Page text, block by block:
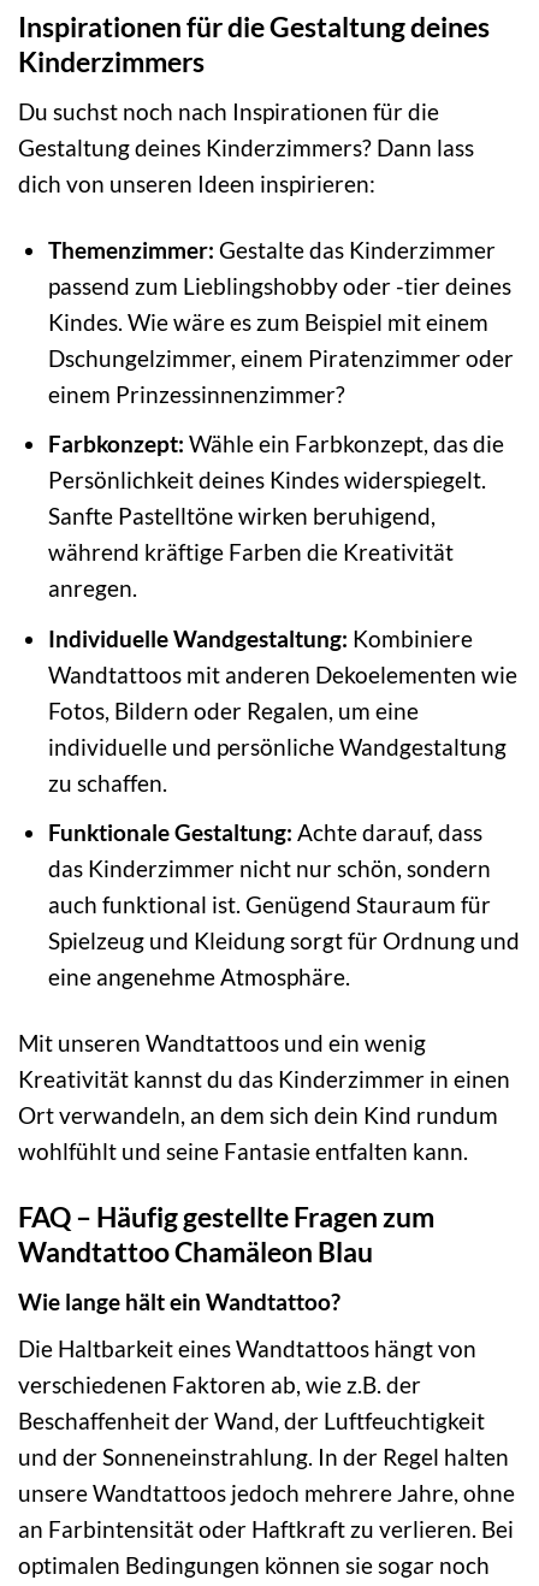
Inspirationen für die Gestaltung deines
Kinderzimmers
Du suchst noch nach Inspirationen für die
Gestaltung deines Kinderzimmers? Dann lass
dich von unseren Ideen inspirieren:
Themenzimmer: Gestalte das Kinderzimmer
passend zum Lieblingshobby oder -tier deines
Kindes. Wie wäre es zum Beispiel mit einem
Dschungelzimmer, einem Piratenzimmer oder
einem Prinzessinnenzimmer?
Farbkonzept: Wähle ein Farbkonzept, das die
Persönlichkeit deines Kindes widerspiegelt.
Sanfte Pastelltöne wirken beruhigend,
während kräftige Farben die Kreativität
anregen.
Individuelle Wandgestaltung: Kombiniere
Wandtattoos mit anderen Dekoelementen wie
Fotos, Bildern oder Regalen, um eine
individuelle und persönliche Wandgestaltung
zu schaffen.
Funktionale Gestaltung: Achte darauf, dass
das Kinderzimmer nicht nur schön, sondern
auch funktional ist. Genügend Stauraum für
Spielzeug und Kleidung sorgt für Ordnung und
eine angenehme Atmosphäre.
Mit unseren Wandtattoos und ein wenig
Kreativität kannst du das Kinderzimmer in einen
Ort verwandeln, an dem sich dein Kind rundum
wohlfühlt und seine Fantasie entfalten kann.
FAQ – Häufig gestellte Fragen zum
Wandtattoo Chamäleon Blau
Wie lange hält ein Wandtattoo?
Die Haltbarkeit eines Wandtattoos hängt von
verschiedenen Faktoren ab, wie z.B. der
Beschaffenheit der Wand, der Luftfeuchtigkeit
und der Sonneneinstrahlung. In der Regel halten
unsere Wandtattoos jedoch mehrere Jahre, ohne
an Farbintensität oder Haftkraft zu verlieren. Bei
optimalen Bedingungen können sie sogar noch